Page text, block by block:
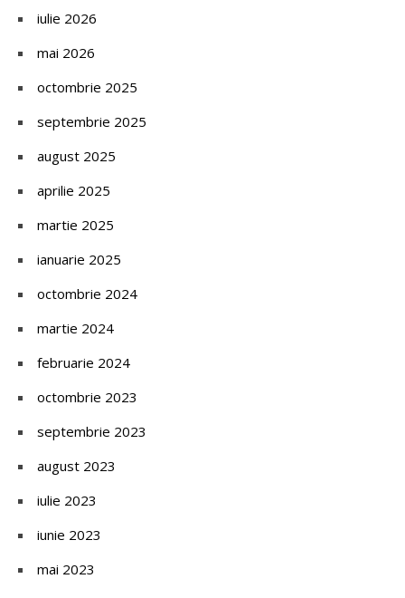
iulie 2026
mai 2026
octombrie 2025
septembrie 2025
august 2025
aprilie 2025
martie 2025
ianuarie 2025
octombrie 2024
martie 2024
februarie 2024
octombrie 2023
septembrie 2023
august 2023
iulie 2023
iunie 2023
mai 2023